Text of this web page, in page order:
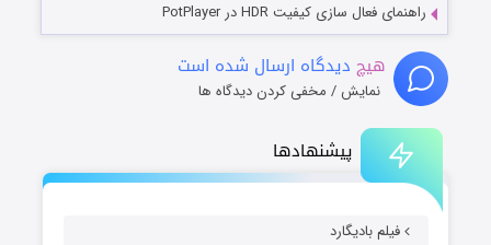
پیشنهادها
فیلم بادیگارد
راهنمای فعال سازی کیفیت HDR در PotPlayer
هیچ دیدگاه ارسال شده است
نمایش / مخفی کردن دیدگاه ها